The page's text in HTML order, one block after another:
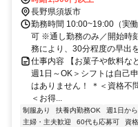
長野県須坂市
勤務時間 10:00~19:00（実
可 ※通し勤務のみ／開始時
務により、30分程度の早出
仕事内容 【お菓子や飲料な
週1日～OK＞シフトは自己
はありません！ ＊＜資格不
＜お得...
制服あり 扶養内勤務OK 週1日か
主婦・主夫歓迎
60代も応募可 資